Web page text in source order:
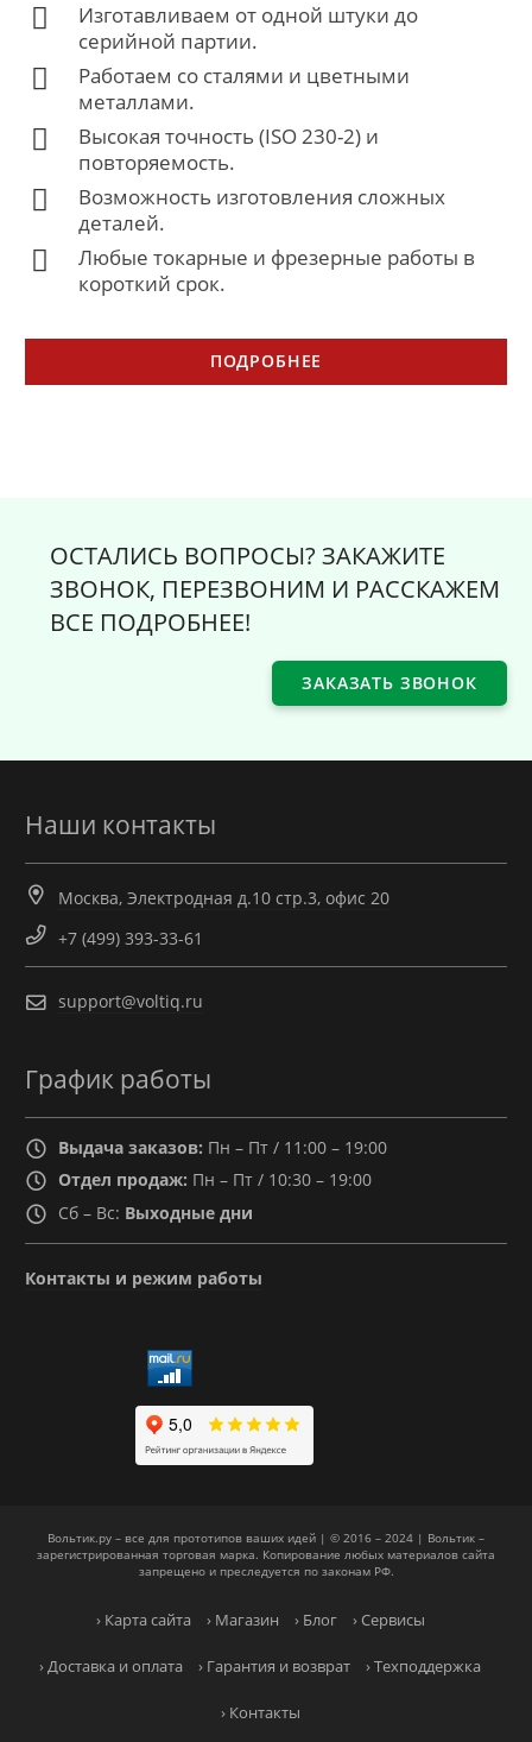
Изготавливаем от одной штуки до
серийной партии.
Работаем со сталями и цветными
металлами.
Высокая точность (ISO 230-2) и
повторяемость.
Возможность изготовления сложных
деталей.
Любые токарные и фрезерные работы в
короткий срок.
ПОДРОБНЕЕ
ОСТАЛИСЬ ВОПРОСЫ? ЗАКАЖИТЕ
ЗВОНОК, ПЕРЕЗВОНИМ И РАССКАЖЕМ
ВСЕ ПОДРОБНЕЕ!
ЗАКАЗАТЬ ЗВОНОК
Наши контакты
Москва, Электродная д.10 стр.3, офис 20
+7 (499) 393-33-61
support@voltiq.ru
График работы
Выдача заказов: Пн – Пт / 11:00 – 19:00
Отдел продаж: Пн – Пт / 10:30 – 19:00
Сб – Вс: Выходные дни
Контакты и режим работы
Вольтик.ру – все для прототипов ваших идей | © 2016 – 2024 | Вольтик –
зарегистрированная торговая марка. Копирование любых материалов сайта
запрещено и преследуется по законам РФ.
› Карта сайта › Магазин › Блог › Сервисы
› Доставка и оплата › Гарантия и возврат › Техподдержка
› Контакты